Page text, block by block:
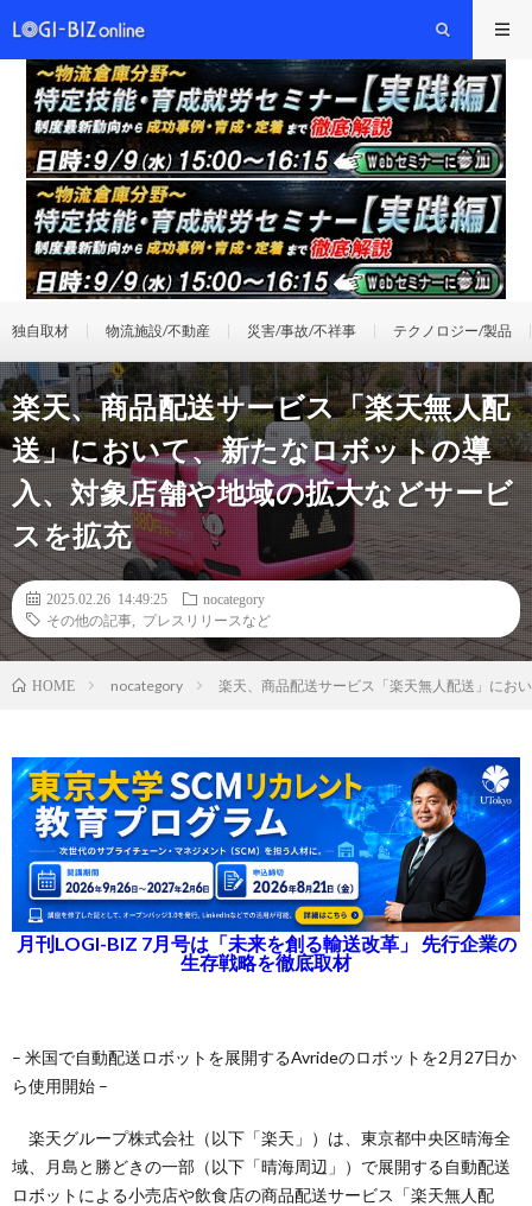
独自取材 物流施設/不動産 災害/事故/不祥事 テクノロジー/製品
楽天、商品配送サービス「楽天無人配
送」において、新たなロボットの導
入、対象店舗や地域の拡大などサービ
スを拡充
2025.02.26 14:49:25
nocategory
その他の記事
プレスリリースなど
HOME nocategory 楽天、商品配送サービス「楽天無人配送」にお
月刊LOGI-BIZ 7月号は「未来を創る輸送改革」 先行企業の
生存戦略を徹底取材
– 米国で自動配送ロボットを展開するAvrideのロボットを2月27日か
ら使用開始 –
楽天グループ株式会社（以下「楽天」）は、東京都中央区晴海全
域、月島と勝どきの一部（以下「晴海周辺」）で展開する自動配送
ロボットによる小売店や飲食店の商品配送サービス「楽天無人配